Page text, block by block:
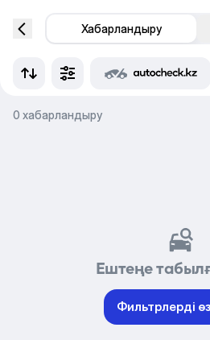
Хабарландыру
0 хабарландыру
Ештеңе
Фильтрлерді